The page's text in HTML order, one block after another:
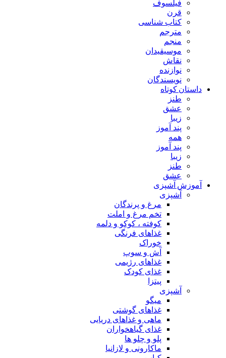
فیلسوف
قرن
کتاب شناسی
مترجم
منجم
موسیقیدان
نقاش
نوازنده
نویسندگان
داستان کوتاه
طنز
عشق
زیبا
پند آموز
همه
پند آموز
زیبا
طنز
عشق
آموزش آشپزی
آشپزی
مرغ و پرندگان
تخم مرغ و املت
کوفته ، کوکو و دلمه
غذاهای فرنگی
خوراک
آش و سوپ
غذاهای رژیمی
غذای کودک
پیتزا
آشپزی
میگو
غذاهای گوشتی
ماهی و غذاهای دریایی
غذای گیاهخواران
پلو و چلو ها
ماکارونی و لازانیا